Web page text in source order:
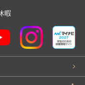
暇